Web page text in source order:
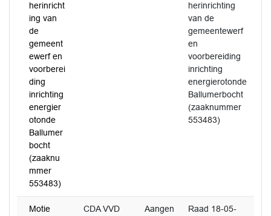
herinricht
ing van
de
gemeent
ewerf en
voorberei
ding
inrichting
energier
otonde
Ballumer
bocht
(zaaknu
mmer
553483)
herinrichting
van de
gemeentewerf
en
voorbereiding
inrichting
energierotonde
Ballumerbocht
(zaaknummer
553483)
Motie
CDA VVD
Aangen
Raad 18-05-